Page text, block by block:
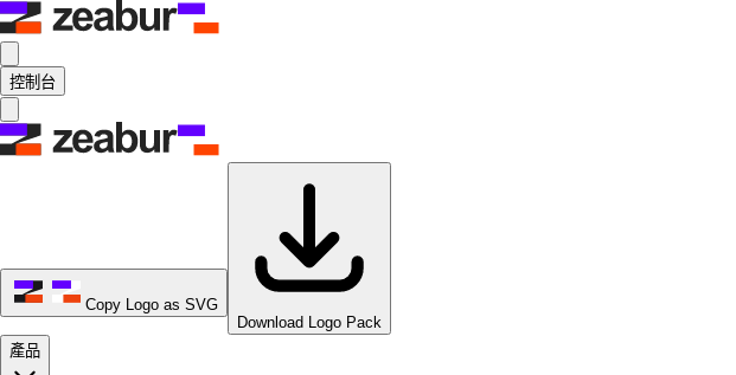
控制台
Copy Logo as SVG
Download Logo Pack
產品